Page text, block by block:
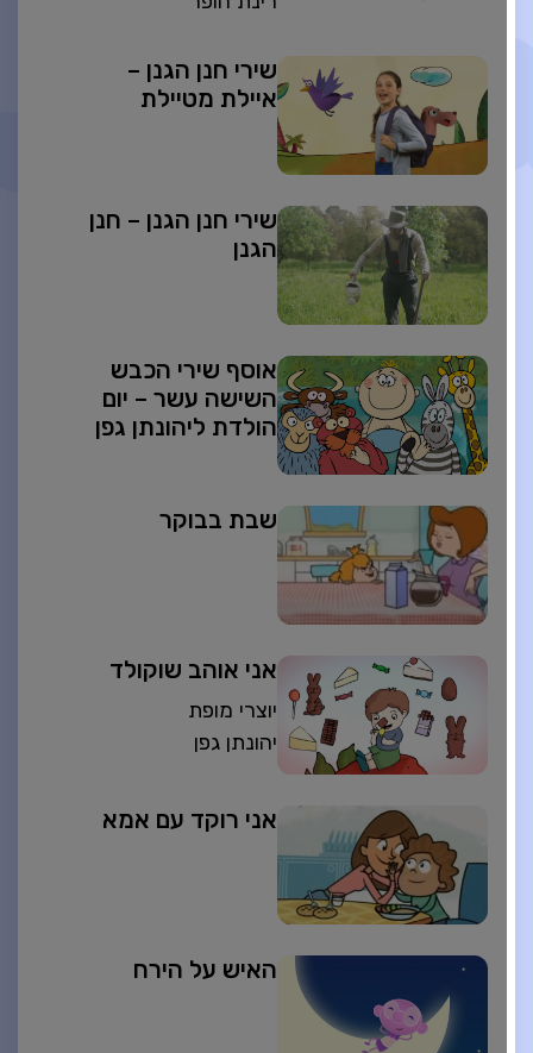
שירי חנן הגנן –
איילת מטיילת
שירי חנן הגנן – חנן
הגנן
אוסף שירי הכבש
השישה עשר – יום
הולדת ליהונתן גפן
שבת בבוקר
אני אוהב שוקולד
יוצרי מופת
יהונתן גפן
אני רוקד עם אמא
האיש על הירח